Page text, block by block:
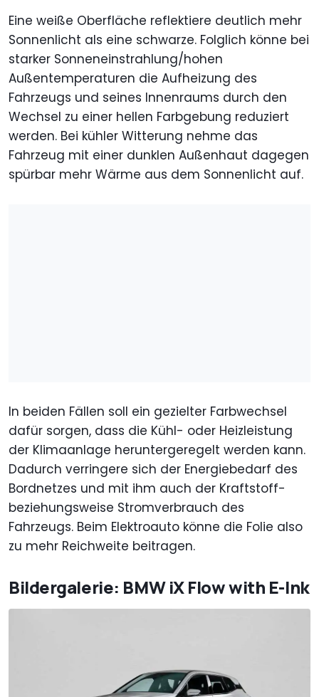
Eine weiße Oberfläche reflektiere deutlich mehr
Sonnenlicht als eine schwarze. Folglich könne bei
starker Sonneneinstrahlung/hohen
Außentemperaturen die Aufheizung des
Fahrzeugs und seines Innenraums durch den
Wechsel zu einer hellen Farbgebung reduziert
werden. Bei kühler Witterung nehme das
Fahrzeug mit einer dunklen Außenhaut dagegen
spürbar mehr Wärme aus dem Sonnenlicht auf.
In beiden Fällen soll ein gezielter Farbwechsel
dafür sorgen, dass die Kühl- oder Heizleistung
der Klimaanlage heruntergeregelt werden kann.
Dadurch verringere sich der Energiebedarf des
Bordnetzes und mit ihm auch der Kraftstoff-
beziehungsweise Stromverbrauch des
Fahrzeugs. Beim Elektroauto könne die Folie also
zu mehr Reichweite beitragen.
Bildergalerie: BMW iX Flow with E-Ink